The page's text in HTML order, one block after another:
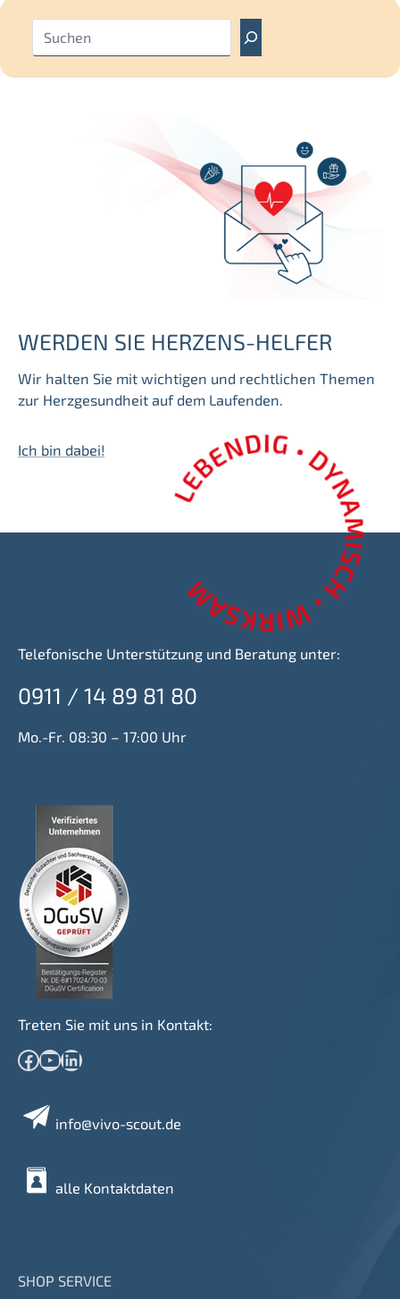
WERDEN SIE HERZENS-HELFER
Wir halten Sie mit wichtigen und rechtlichen Themen
zur Herzgesundheit auf dem Laufenden.
Ich bin dabei!
Telefonische Unterstützung und Beratung unter:
0911 / 14 89 81 80
Mo.-Fr. 08:30 – 17:00 Uhr
Treten Sie mit uns in Kontakt:
Facebook YouTube LinkedIn
info@vivo-scout.de
alle Kontaktdaten
SHOP SERVICE